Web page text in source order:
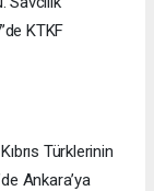
KTKF
Türklerinin
Ankara’ya